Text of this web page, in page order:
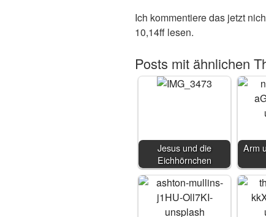
Ich kommentiere das jetzt
10,14ff lesen.
Posts mit ähnlichen
Jesus und die
Eichhörnchen
Arm